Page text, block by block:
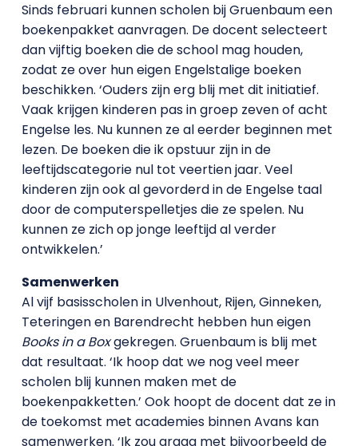
Sinds februari kunnen scholen bij Gruenbaum een
boekenpakket aanvragen. De docent selecteert
dan vijftig boeken die de school mag houden,
zodat ze over hun eigen Engelstalige boeken
beschikken. ‘Ouders zijn erg blij met dit initiatief.
Vaak krijgen kinderen pas in groep zeven of acht
Engelse les. Nu kunnen ze al eerder beginnen met
lezen. De boeken die ik opstuur zijn in de
leeftijdscategorie nul tot veertien jaar. Veel
kinderen zijn ook al gevorderd in de Engelse taal
door de computerspelletjes die ze spelen. Nu
kunnen ze zich op jonge leeftijd al verder
ontwikkelen.’
Samenwerken
Al vijf basisscholen in Ulvenhout, Rijen, Ginneken,
Teteringen en Barendrecht hebben hun eigen
Books in a Boxgekregen. Gruenbaum is blij met
dat resultaat. ‘Ik hoop dat we nog veel meer
scholen blij kunnen maken met de
boekenpakketten.’ Ook hoopt de docent dat ze in
de toekomst met academies binnen Avans kan
samenwerken. ‘Ik zou graag met bijvoorbeeld de